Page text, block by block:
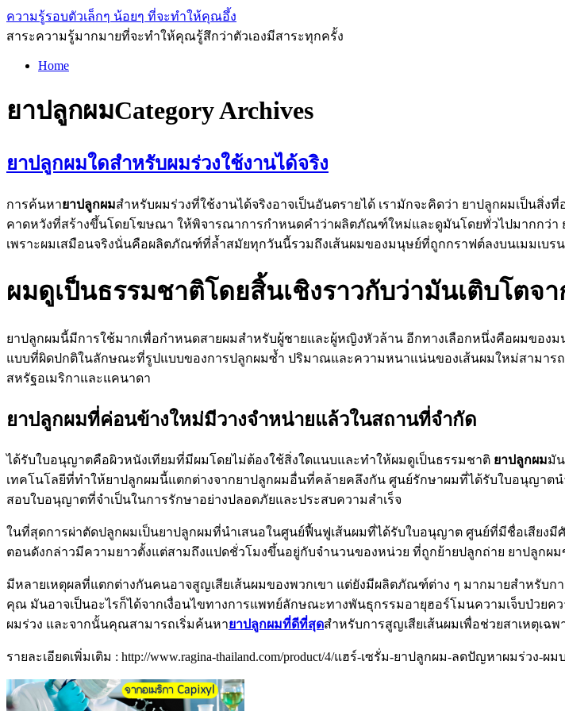
ความรู้รอบตัวเล็กๆ น้อยๆ ที่จะทำให้คุณอึ้ง
สาระความรู้มากมายที่จะทำให้คุณรู้สึกว่าตัวเองมีสาระทุกครั้ง
Home
ยาปลูกผมCategory Archives
ยาปลูกผมใดสำหรับผมร่วงใช้งานได้จริง
การค้นหายาปลูกผมสำหรับผมร่วงที่ใช้งานได้จริงอาจเป็นอันตรายได้ เรามักจะคิดว่า ยาปลูกผมเป็น
คาดหวังที่สร้างขึ้นโดยโฆษณา ให้พิจารณาการกำหนดคำว่าผลิตภัณฑ์ใหม่และดูมันโดยทั่วไปมากกว่า
เพราะผมเสมือนจริงนั่นคือผลิตภัณฑ์ที่ล้ำสมัยทุกวันนี้รวมถึงเส้นผมของมนุษย์ที่ถูกกราฟต์ลงบนเมมเบร
ผมดูเป็นธรรมชาติโดยสิ้นเชิงราวกับว่ามันเติบโตจ
ยาปลูกผมนี้มีการใช้มากเพื่อกำหนดสายผมสำหรับผู้ชายและผู้หญิงหัวล้าน อีกทางเลือกหนึ่งคือผมของ
แบบที่ผิดปกติในลักษณะที่รูปแบบของการปลูกผมซ้ำ ปริมาณและความหนาแน่นของเส้นผมใหม่สามาร
สหรัฐอเมริกาและแคนาดา
ยาปลูกผมที่ค่อนข้างใหม่มีวางจำหน่ายแล้วในสถานที่จำกัด
ได้รับใบอนุญาตคือผิวหนังเทียมที่มีผมโดยไม่ต้องใช้สิ่งใดแนบและทำให้ผมดูเป็นธรรมชาติ ยาปลูกผมมั
เทคโนโลยีที่ทำให้ยาปลูกผมนี้แตกต่างจากยาปลูกผมอื่นที่คล้ายคลึงกัน ศูนย์รักษาผมที่ได้รับใบอนุญาต
สอบใบอนุญาตที่จำเป็นในการรักษาอย่างปลอดภัยและประสบความสำเร็จ
ในที่สุดการผ่าตัดปลูกผมเป็นยาปลูกผมที่นำเสนอในศูนย์ฟื้นฟูเส้นผมที่ได้รับใบอนุญาต ศูนย์ที่มีชื่อเสีย
ตอนดังกล่าวมีความยาวตั้งแต่สามถึงแปดชั่วโมงขึ้นอยู่กับจำนวนของหน่วย ที่ถูกย้ายปลูกถ่าย ยาปลูกผ
มีหลายเหตุผลที่แตกต่างกันคนอาจสูญเสียเส้นผมของพวกเขา แต่ยังมีผลิตภัณฑ์ต่าง ๆ มากมายสำหรับ
คุณ มันอาจเป็นอะไรก็ได้จากเงื่อนไขทางการแพทย์ลักษณะทางพันธุกรรมอายุฮอร์โมนความเจ็บป่ว
ผมร่วง และจากนั้นคุณสามารถเริ่มค้นหายาปลูกผมที่ดีที่สุดสำหรับการสูญเสียเส้นผมเพื่อช่วยสาเหตุเฉ
รายละเอียดเพิ่มเติม : http://www.ragina-thailand.com/product/4/แฮร์-เซรั่ม-ยาปลูกผม-ลดปัญหาผมร่วง-ผ